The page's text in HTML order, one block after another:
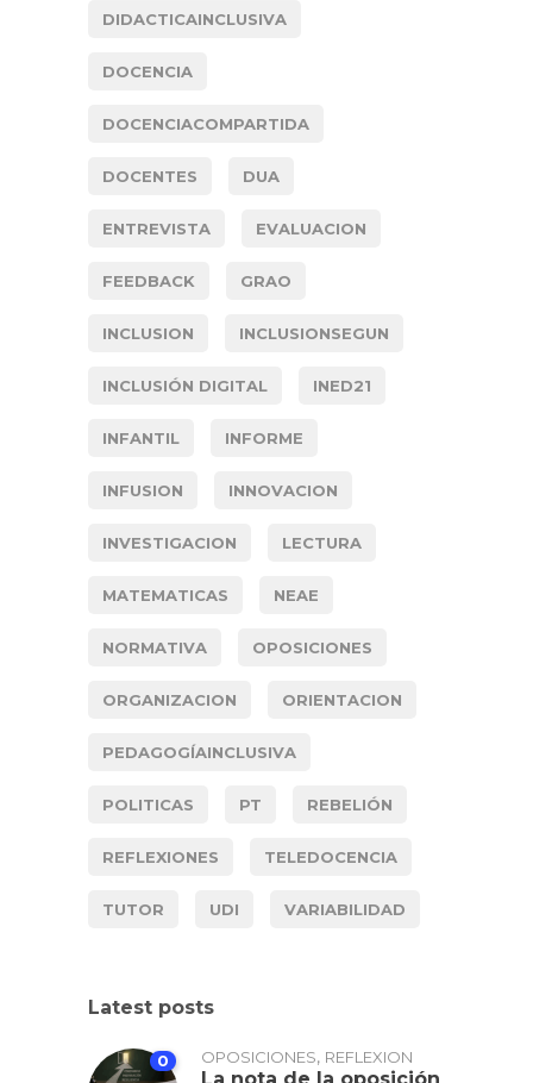
DIDACTICAINCLUSIVA
DOCENCIA
DOCENCIACOMPARTIDA
DOCENTES DUA
ENTREVISTA EVALUACION
FEEDBACK GRAO
INCLUSION INCLUSIONSEGUN
INCLUSIÓN DIGITAL INED21
INFANTIL INFORME
INFUSION INNOVACION
INVESTIGACION LECTURA
MATEMATICAS NEAE
NORMATIVA OPOSICIONES
ORGANIZACION ORIENTACION
PEDAGOGÍAINCLUSIVA
POLITICAS PT REBELIÓN
REFLEXIONES TELEDOCENCIA
TUTOR UDI VARIABILIDAD
Latest posts
0 OPOSICIONES, REFLEXION